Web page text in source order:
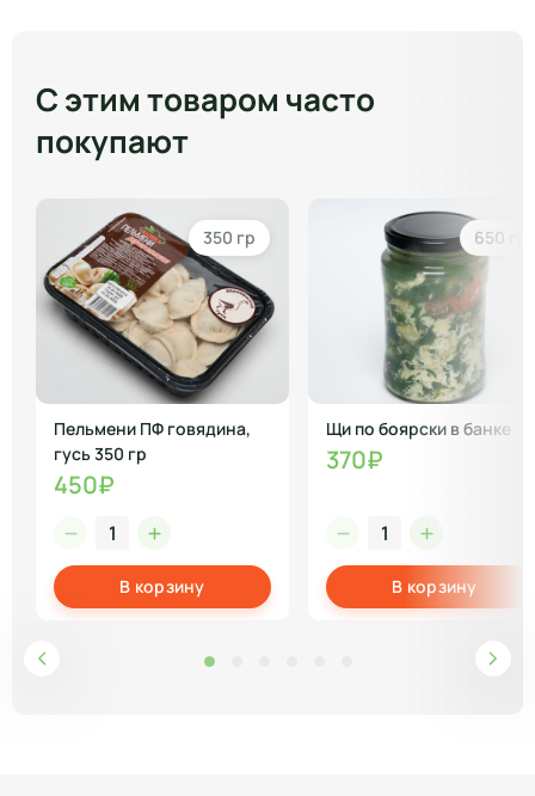
С этим товаром часто
покупают
350 гр
Пельмени ПФ говядина,
гусь 350 гр
450₽
В корзину
650 гр
Щи по боярски в банке
370₽
В корзину